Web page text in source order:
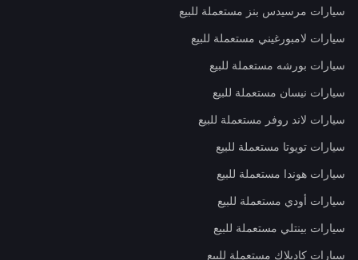
سيارات مرسيدس بنز مستعملة للبيع
سيارات لامبورغيني مستعملة للبيع
سيارات بورشه مستعملة للبيع
سيارات نيسان مستعملة للبيع
سيارات لاند روفر مستعملة للبيع
سيارات تويوتا مستعملة للبيع
سيارات هوندا مستعملة للبيع
سيارات أودي مستعملة للبيع
سيارات بينتلي مستعملة للبيع
سيارات كاديلاك مستعملة للبيع